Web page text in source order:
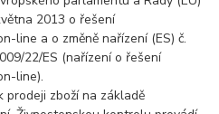
2013 o řešení
line a o změně nařízení (ES) č.
22/ES (nařízení o řešení
line).
prodeji zboží na základě